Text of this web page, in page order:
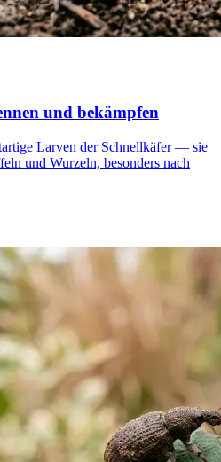
und bekämpfen
Larven der Schnellkäfer — sie
und Wurzeln, besonders nach